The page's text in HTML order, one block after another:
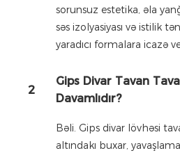
sorunsuz estetika, əla
səs izolyasiyası və istilik
yaradıcı formalara icazə
2
Gips Divar Tavan
Davamlıdır?
Bəli. Gips divar lövhəsi
altındakı buxar, yavaşlama